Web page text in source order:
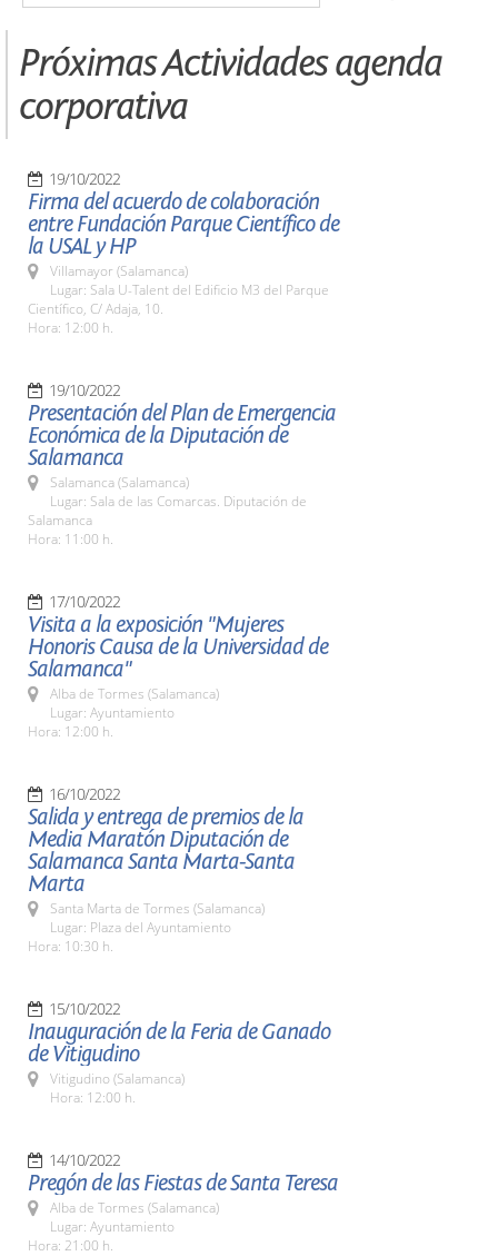
Próximas Actividades agenda
corporativa
19/10/2022
Firma del acuerdo de colaboración
entre Fundación Parque Científico de
la USAL y HP
Villamayor (Salamanca)
Lugar: Sala U-Talent del Edificio M3 del Parque
Científico, C/ Adaja, 10.
Hora: 12:00 h.
19/10/2022
Presentación del Plan de Emergencia
Económica de la Diputación de
Salamanca
Salamanca (Salamanca)
Lugar: Sala de las Comarcas. Diputación de
Salamanca
Hora: 11:00 h.
17/10/2022
Visita a la exposición "Mujeres
Honoris Causa de la Universidad de
Salamanca"
Alba de Tormes (Salamanca)
Lugar: Ayuntamiento
Hora: 12:00 h.
16/10/2022
Salida y entrega de premios de la
Media Maratón Diputación de
Salamanca Santa Marta-Santa
Marta
Santa Marta de Tormes (Salamanca)
Lugar: Plaza del Ayuntamiento
Hora: 10:30 h.
15/10/2022
Inauguración de la Feria de Ganado
de Vitigudino
Vitigudino (Salamanca)
Hora: 12:00 h.
14/10/2022
Pregón de las Fiestas de Santa Teresa
Alba de Tormes (Salamanca)
Lugar: Ayuntamiento
Hora: 21:00 h.